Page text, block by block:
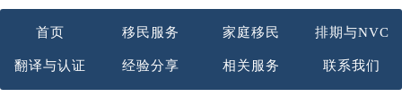
首页 移民服务 家庭移民 排期与NVC
翻译与认证 经验分享 相关服务 联系我们